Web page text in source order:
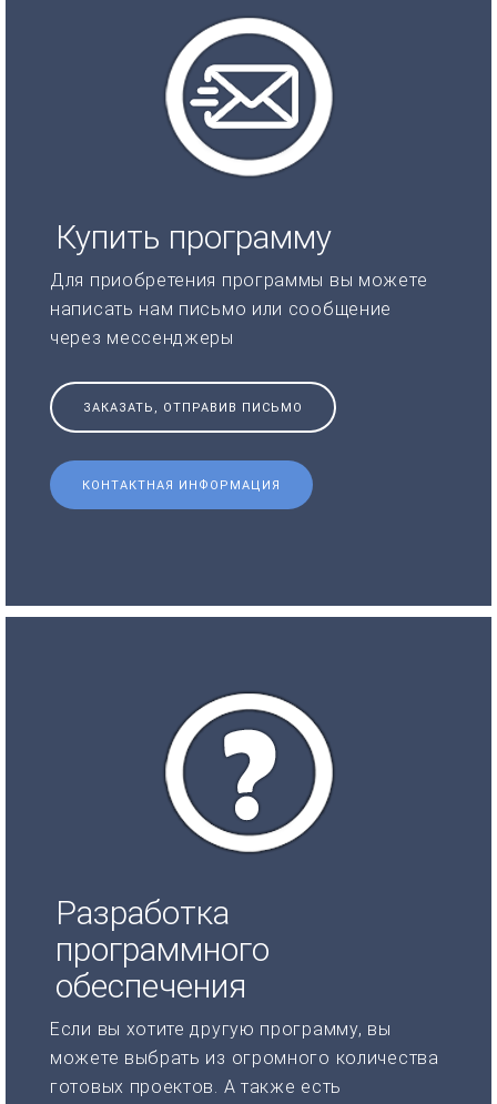
Купить программу
Для приобретения программы вы можете
написать нам письмо или сообщение
через мессенджеры
ЗАКАЗАТЬ, ОТПРАВИВ ПИСЬМО
КОНТАКТНАЯ ИНФОРМАЦИЯ
Разработка
программного
обеспечения
Если вы хотите другую программу, вы
можете выбрать из огромного количества
готовых проектов. А также есть